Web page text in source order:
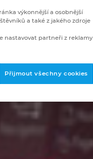
výkonnější a osobnější
a také z jakého zdroje
nastavovat partneři z reklamy
Přijmout všechny cookies